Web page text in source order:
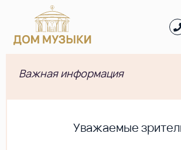
Важная информация
Уважаемые